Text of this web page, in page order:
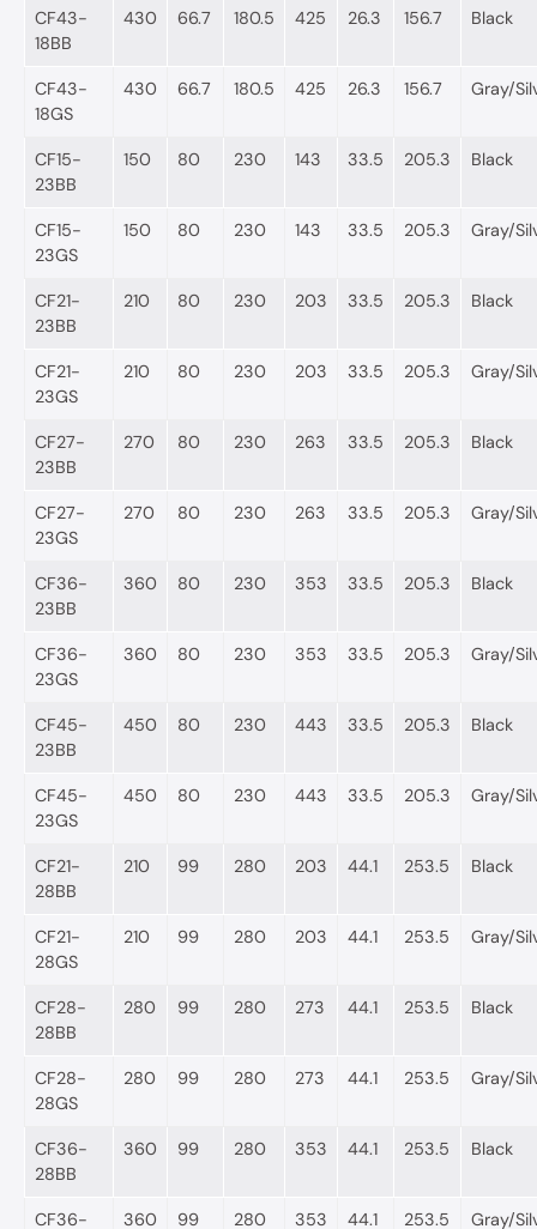
CF43-
18BB
430 66.7 180.5 425 26.3 156.7 Black
CF43-
18GS
430 66.7 180.5 425 26.3 156.7 Gray/
CF15-
23BB
150 80 230 143 33.5 205.3 Black
CF15-
23GS
150 80 230 143 33.5 205.3 Gray/
CF21-
23BB
210 80 230 203 33.5 205.3 Black
CF21-
23GS
210 80 230 203 33.5 205.3 Gray/
CF27-
23BB
270 80 230 263 33.5 205.3 Black
CF27-
23GS
270 80 230 263 33.5 205.3 Gray/
CF36-
23BB
360 80 230 353 33.5 205.3 Black
CF36-
23GS
360 80 230 353 33.5 205.3 Gray/
CF45-
23BB
450 80 230 443 33.5 205.3 Black
CF45-
23GS
450 80 230 443 33.5 205.3 Gray/
CF21-
28BB
210 99 280 203 44.1 253.5 Black
CF21-
28GS
210 99 280 203 44.1 253.5 Gray/
CF28-
28BB
280 99 280 273 44.1 253.5 Black
CF28-
28GS
280 99 280 273 44.1 253.5 Gray/
CF36-
28BB
360 99 280 353 44.1 253.5 Black
CF36- 360 99 280 353 44.1 253.5 Gray/